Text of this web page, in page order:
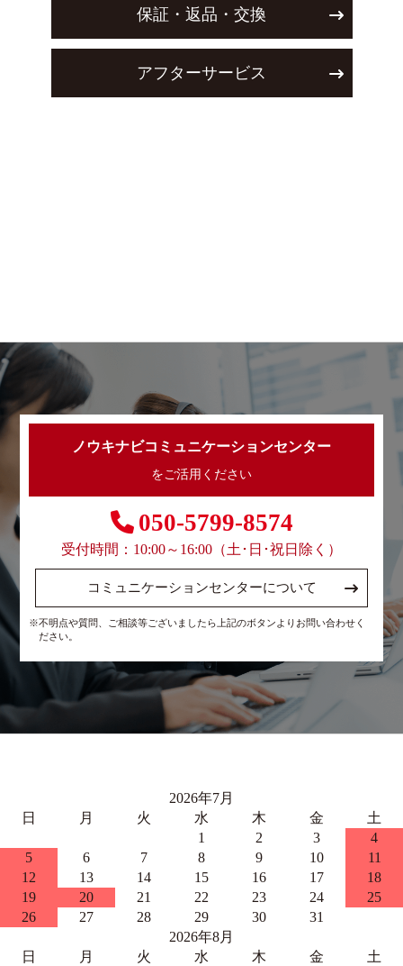
保証・返品・交換
アフターサービス
ノウキナビコミュニケーションセンター
をご活用ください
050-5799-8574
受付時間：10:00～16:00（土･日･祝日除く）
コミュニケーションセンターについて
※不明点や質問、ご相談等ございましたら上記のボタンよりお問い合わせく
ださい。
2026年7月
日
月 火 水 木 金
土
1
2 3
4
5
6 7 8 9 10
11
12
13 14 15 16 17
18
19
20 21 22 23 24
25
26
27 28 29 30
31
2026年8月
日
月 火 水 木 金
土